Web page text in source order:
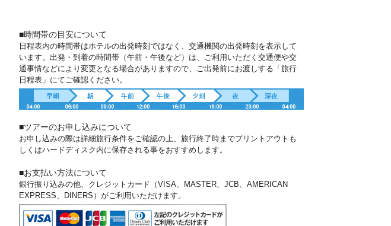
■時間帯の目安について
日程表内の時間帯はホテルの出発時刻ではなく、交通機関の出発時刻を表示して
います。出発・到着の時間帯（午前・午後など）は、ご利用いただく交通便や交
通事情などにより変更となる場合がありますので、ご出発前にお渡しする「旅行
日程表」にてご確認ください。
■ツアーのお申し込みについて
お申し込みの際は詳細旅行条件をご確認の上、旅行終了時までプリントアウトも
しくはハードディスク内に保存される事をおすすめします。
■お支払い方法について
銀行振り込みの他、クレジットカード（VISA、MASTER、JCB、AMERICAN
EXPRESS、DINERS）がご利用いただけます。